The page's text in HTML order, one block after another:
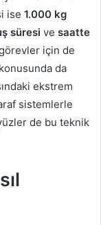
ise 1.000 kg
süresi ve saatte
için de
da
ekstrem
sistemlerle
de bu teknik